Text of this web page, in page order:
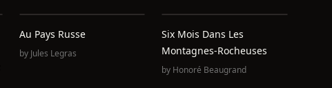
Au Pays Russe
by Jules Legras
Six Mois Dans Les
Montagnes-Rocheuses
by Honoré Beaugrand